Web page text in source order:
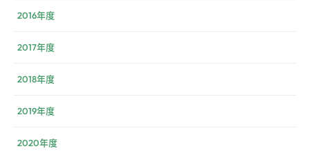
2016年度
2017年度
2018年度
2019年度
2020年度